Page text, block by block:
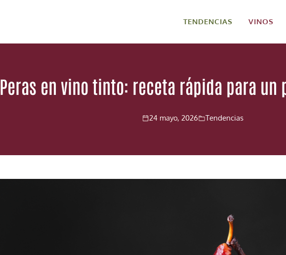
TENDENCIAS VINOS
Peras en vino tinto: receta rápida para un
24 mayo, 2026 Tendencias